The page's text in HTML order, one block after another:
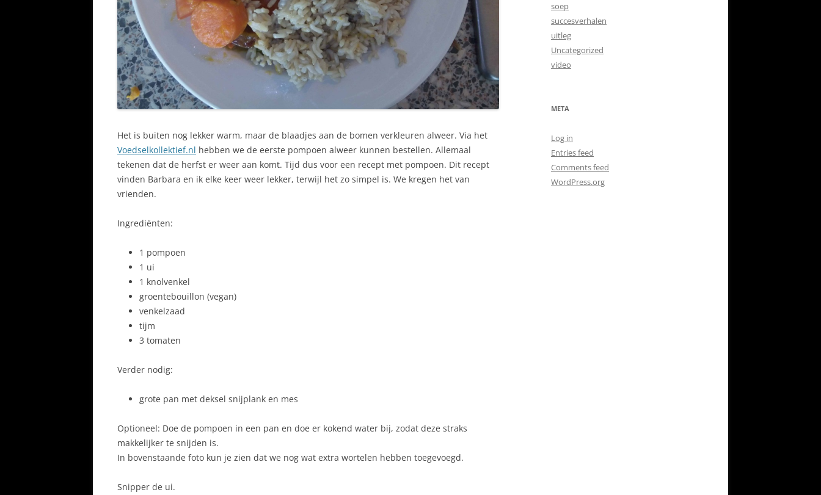
Het is buiten nog lekker warm, maar de blaadjes aan de bomen verkleuren alweer. Via het
Voedselkollektief.nl hebben we de eerste pompoen alweer kunnen bestellen. Allemaal
tekenen dat de herfst er weer aan komt. Tijd dus voor een recept met pompoen. Dit recept
vinden Barbara en ik elke keer weer lekker, terwijl het zo simpel is. We kregen het van
vrienden.
Ingrediënten:
1 pompoen
1 ui
1 knolvenkel
groentebouillon (vegan)
venkelzaad
tijm
3 tomaten
Verder nodig:
grote pan met deksel snijplank en mes
Optioneel: Doe de pompoen in een pan en doe er kokend water bij, zodat deze straks
makkelijker te snijden is.
In bovenstaande foto kun je zien dat we nog wat extra wortelen hebben toegevoegd.
Snipper de ui.
soep
succesverhalen
uitleg
Uncategorized
video
META
Log in
Entries feed
Comments feed
WordPress.org